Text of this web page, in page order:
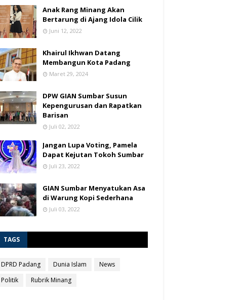
Anak Rang Minang Akan
Bertarung di Ajang Idola Cilik
Juni 12, 2022
Khairul Ikhwan Datang
Membangun Kota Padang
Maret 29, 2024
DPW GIAN Sumbar Susun
Kepengurusan dan Rapatkan
Barisan
Juli 02, 2022
Jangan Lupa Voting, Pamela
Dapat Kejutan Tokoh Sumbar
Juli 23, 2022
GIAN Sumbar Menyatukan Asa
di Warung Kopi Sederhana
Juli 03, 2022
TAGS
DPRD Padang Dunia Islam
News
Politik
Rubrik Minang